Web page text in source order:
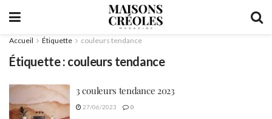
Accueil Étiquette couleurs tendance
Étiquette : couleurs tendance
3 couleurs tendance 2023
27/06/2023 0